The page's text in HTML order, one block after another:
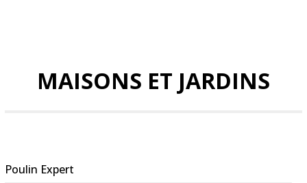
MAISONS ET JARDINS
Poulin Expert